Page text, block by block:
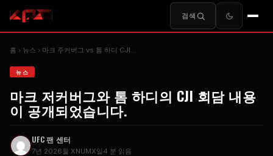
검색
홈 ​뉴스 마크 주커버그 vs 톰 하디 CJI…
​뉴스
마크 저커버그와 톰 하디의 CJI 회담 내용
이 공개되었습니다.
UFC 팬 센터
7년 2026월 XNUMX일 4 분 읽음